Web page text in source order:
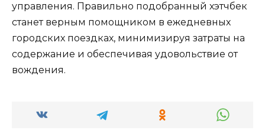
управления. Правильно подобранный хэтчбек
станет верным помощником в ежедневных
городских поездках, минимизируя затраты на
содержание и обеспечивая удовольствие от
вождения.